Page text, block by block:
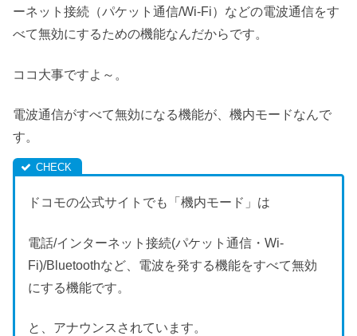
ーネット接続（パケット通信/Wi-Fi）などの電波通信をす
べて無効にするための機能なんだからです。
ココ大事ですよ～。
電波通信がすべて無効になる機能が、機内モードなんで
す。
ドコモの公式サイトでも「機内モード」は
電話/インターネット接続(パケット通信・Wi-
Fi)/Bluetoothなど、電波を発する機能をすべて無効
にする機能です。
と、アナウンスされています。